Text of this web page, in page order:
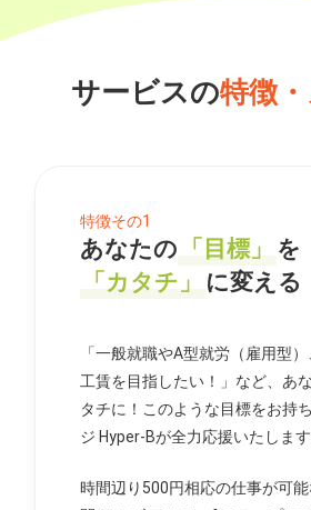
サービスの特徴
あなたの 「目標」
を
「カタチ」
に変える
「一般就職やA型就労（雇用型
工賃を目指したい！」など、あ
タチに！このような目標をお持
ジ Hyper-Bが全力応援いたします
時間辺り500円相応の仕事が可